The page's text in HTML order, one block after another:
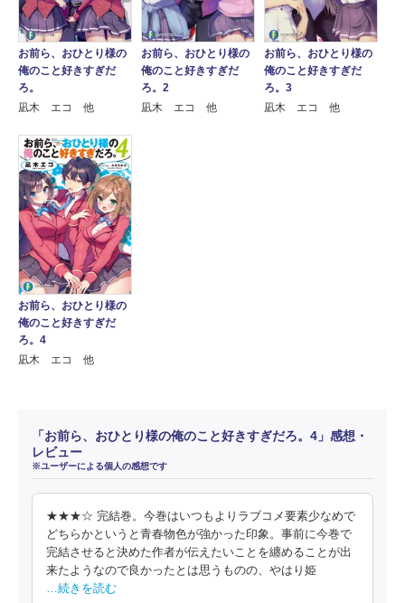
お前ら、おひとり様の
俺のこと好きすぎだ
ろ。
凪木 エコ 他
お前ら、おひとり様の
俺のこと好きすぎだ
ろ。2
凪木 エコ 他
お前ら、おひとり様の
俺のこと好きすぎだ
ろ。3
凪木 エコ 他
お前ら、おひとり様の
俺のこと好きすぎだ
ろ。4
凪木 エコ 他
「お前ら、おひとり様の俺のこと好きすぎだろ。4」感想・
レビュー
※ユーザーによる個人の感想です
★★★☆ 完結巻。今巻はいつもよりラブコメ要素少なめで
どちらかというと青春物色が強かった印象。事前に今巻で
完結させると決めた作者が伝えたいことを纏めることが出
来たようなので良かったとは思うものの、やはり姫
…続きを読む